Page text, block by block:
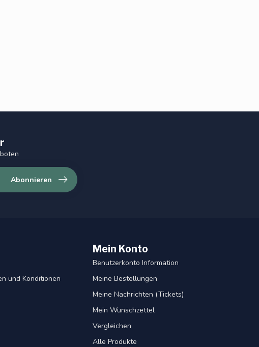
Abonnieren
und Konditionen
Mein Konto
Benutzerkonto Information
Meine Bestellungen
Meine Nachrichten (Tickets)
Mein Wunschzettel
Vergleichen
Alle Produkte